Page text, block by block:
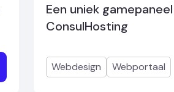
Een uniek
ConsulHosting
Webdesign Webportaal